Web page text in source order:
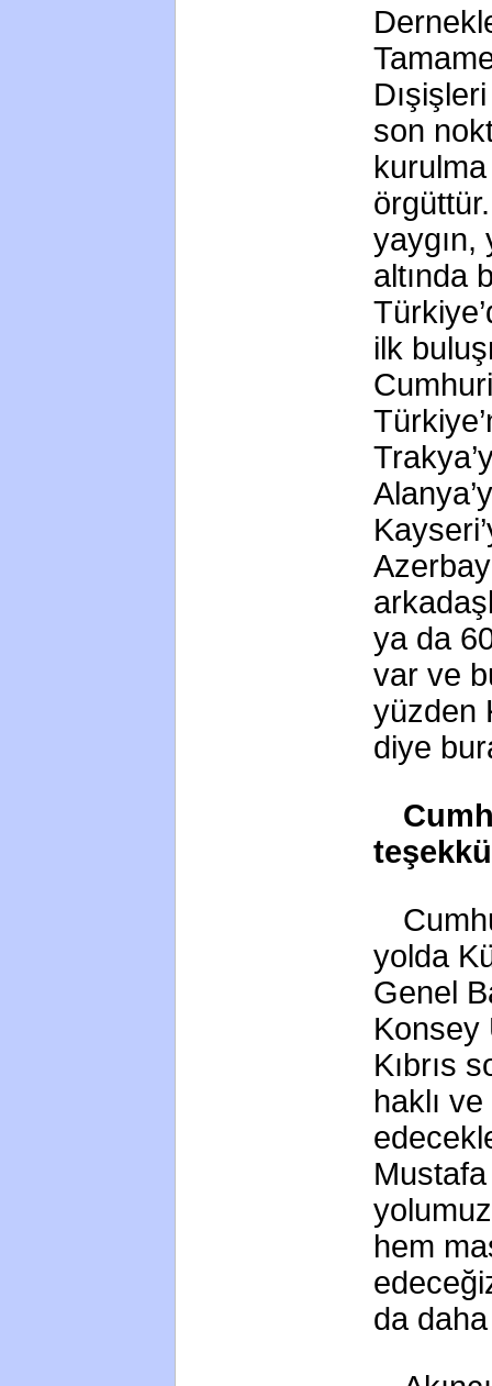
son
yaygın,
altında
ilk
ya da
var ve
yüzden
diye
yolda
Genel
Konsey
Kıbrıs
haklı
Mustafa
hem
da